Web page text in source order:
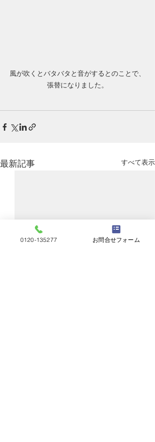
風が吹くとバタバタと音がするとのことで、
張替になりました。
最新記事 すべて表示
0120-135277 お問合せフォーム